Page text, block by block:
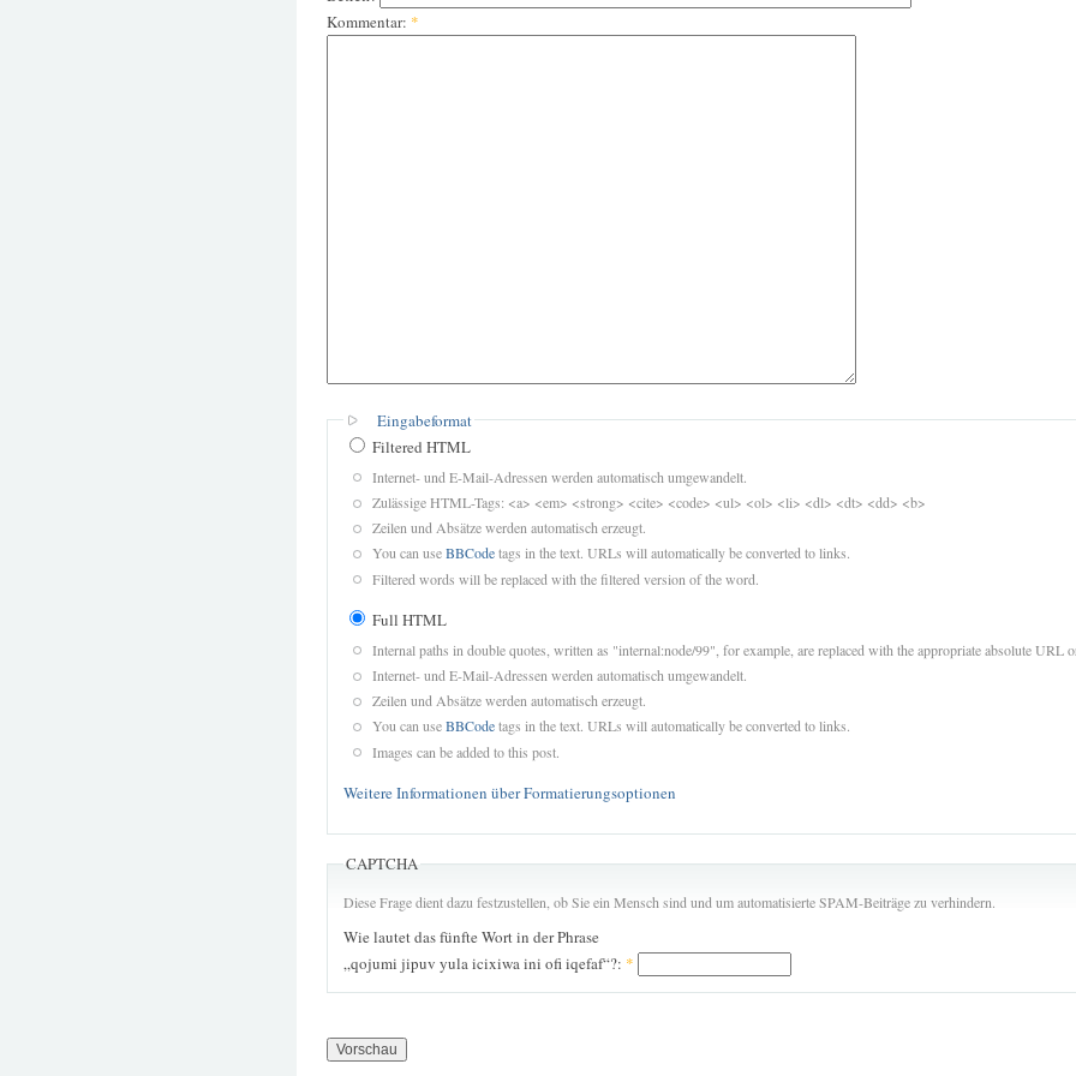
Kommentar: *
Eingabeformat
Filtered HTML
Internet- und E-Mail-Adressen werden automatisch umgewandelt.
Zulässige HTML-Tags: <a> <em> <strong> <cite> <code> <ul> <ol> <li> <dl> <dt> <dd> <b>
Zeilen und Absätze werden automatisch erzeugt.
You can useBBCodetags in the text. URLs will automatically be converted to links.
Filtered words will be replaced with the filtered version of the word.
Full HTML
Internal paths in double quotes, written as "internal:node/99", for example, are replaced with the appropriate absolute URL
Internet- und E-Mail-Adressen werden automatisch umgewandelt.
Zeilen und Absätze werden automatisch erzeugt.
You can useBBCodetags in the text. URLs will automatically be converted to links.
Images can be added to this post.
Weitere Informationen über Formatierungsoptionen
CAPTCHA
Diese Frage dient dazu festzustellen, ob Sie ein Mensch sind und um automatisierte SPAM-Beiträge zu verhindern.
Wie lautet das fünfte Wort in der Phrase
„qojumi jipuv yula icixiwa ini ofi iqefaf“?: *